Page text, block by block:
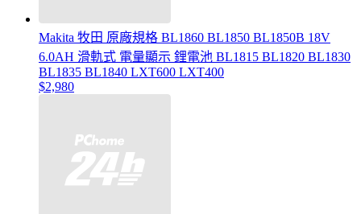
Makita 牧田 原廠規格 BL1860 BL1850 BL1850B 18V
6.0AH 滑軌式 電量顯示 鋰電池 BL1815 BL1820 BL1830
BL1835 BL1840 LXT600 LXT400
$2,980